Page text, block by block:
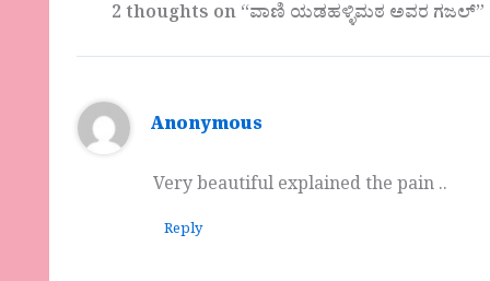
2 thoughts on “ವಾಣಿ ಯಡಹಳ್ಳಿಮಠ ಅವರ‌ ಗಜಲ್”
Anonymous
Very beautiful explained the pain ..
Reply